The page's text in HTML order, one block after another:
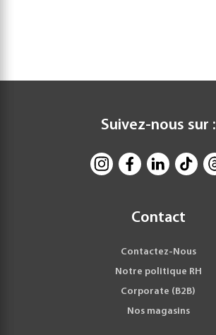
Suivez-nous sur :
Contact
Contactez-Nous
Notre politique RH
Corporate (B2B)
Nos magasins